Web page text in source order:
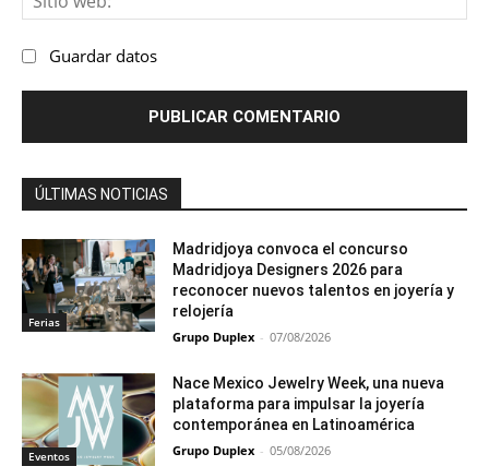
Guardar datos
ÚLTIMAS NOTICIAS
Ferias
Madridjoya convoca el concurso
Madridjoya Designers 2026 para
reconocer nuevos talentos en joyería y
relojería
Grupo Duplex - 07/08/2026
Eventos
Nace Mexico Jewelry Week, una nueva
plataforma para impulsar la joyería
contemporánea en Latinoamérica
Grupo Duplex - 05/08/2026